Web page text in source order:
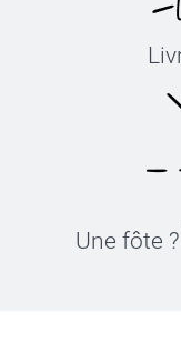
Une fôte